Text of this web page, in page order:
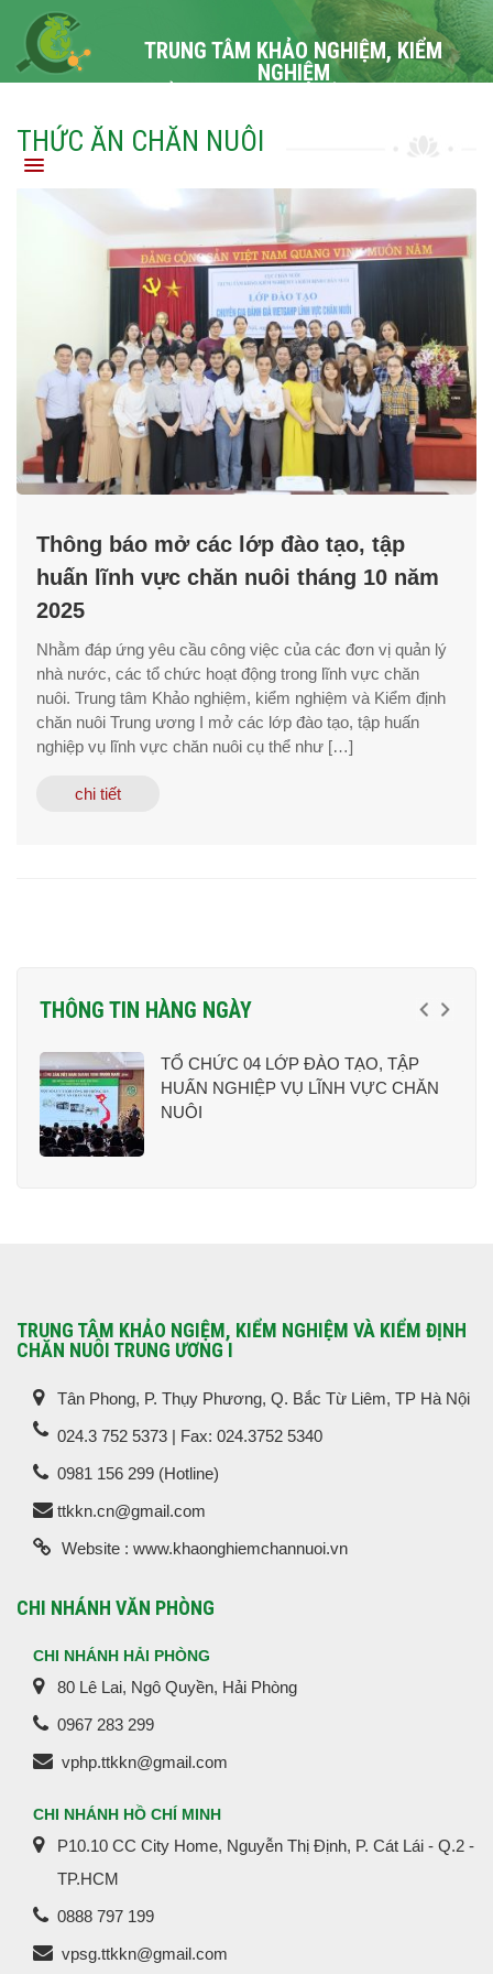
TRUNG TÂM KHẢO NGHIỆM, KIỂM
NGHIỆM
THỨC ĂN CHĂN NUÔI
Thông báo mở các lớp đào tạo, tập
huấn lĩnh vực chăn nuôi tháng 10 năm
2025
Nhằm đáp ứng yêu cầu công việc của các đơn vị quản lý
nhà nước, các tổ chức hoạt động trong lĩnh vực chăn
nuôi. Trung tâm Khảo nghiệm, kiểm nghiệm và Kiểm định
chăn nuôi Trung ương I mở các lớp đào tạo, tập huấn
nghiệp vụ lĩnh vực chăn nuôi cụ thể như […]
chi tiết
THÔNG TIN HÀNG NGÀY
TỔ CHỨC 04 LỚP ĐÀO TẠO, TẬP
HUẤN NGHIỆP VỤ LĨNH VỰC CHĂN
NUÔI
TRUNG TÂM KHẢO NGIỆM, KIỂM NGHIỆM VÀ KIỂM ĐỊNH
CHĂN NUÔI TRUNG ƯƠNG I
Tân Phong, P. Thụy Phương, Q. Bắc Từ Liêm, TP Hà Nội
024.3 752 5373 | Fax: 024.3752 5340
0981 156 299 (Hotline)
ttkkn.cn@gmail.com
Website : www.khaonghiemchannuoi.vn
CHI NHÁNH VĂN PHÒNG
CHI NHÁNH HẢI PHÒNG
80 Lê Lai, Ngô Quyền, Hải Phòng
0967 283 299
vphp.ttkkn@gmail.com
CHI NHÁNH HỒ CHÍ MINH
P10.10 CC City Home, Nguyễn Thị Định, P. Cát Lái - Q.2 -
TP.HCM
0888 797 199
vpsg.ttkkn@gmail.com